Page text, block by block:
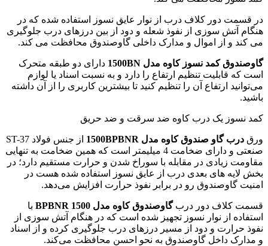
در قسمت دور کلاف درب از نوار عایق نسوز استفاده شده که در
هنگام آتش سوزی از نفوذ شعله و دود از بین درزهای درب جلوگیری
می کند و از اموال و مدارک داخلی گاوصندوق محافظت می کند.
گاوصندوق کمد نسوز کاوه مدل 1500BN
دارای دو طبقه متحرک
است که قابلیت تنظیم ارتفاع را دارد و به نسبت اسناد یا لوازم
می‌توانید ارتفاع آن را تنظیم کنید تا بیشترین کاربری را از آن داشته
باشید.
کمد نسوز یک درب کاوه ضد سرقت و ضد حریق
ورق درب گاو صندوق کاوه مدل 1500BPBNR
از جنس فولاد ST-37
صنعتی و دارای ضخامت 4 میلیمتر است که همین ضخامت به تنهایی
مقاومت زیادی در مقابله با سوراخ شدن و حرارت مستقیم دارد؛ در
بخش لایه های بعدی درب از عایق نسوز استفاده شده هست در
امنیت گاوصندوق رو در برابر نفوذ حرارت افزایش می‌دهد.
قسمت کلاف دور دربگاوصندوق کاوه مدل 1500 BPBNR
با
استفاده از نوار نسوز تجهیز شده است که در هنگام آتش سوزی از
نفوذ حرارت و دود از مسیر درزهای درب جلوگیری کرده و از اسناد
و مدارک داخل گاوصندوق به نحو احسن محافظت می‌کند.